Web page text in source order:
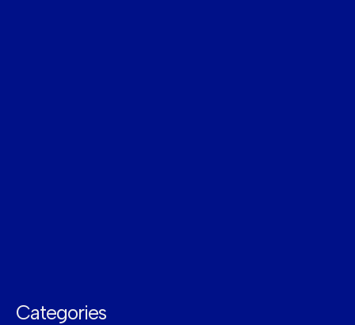
Categories